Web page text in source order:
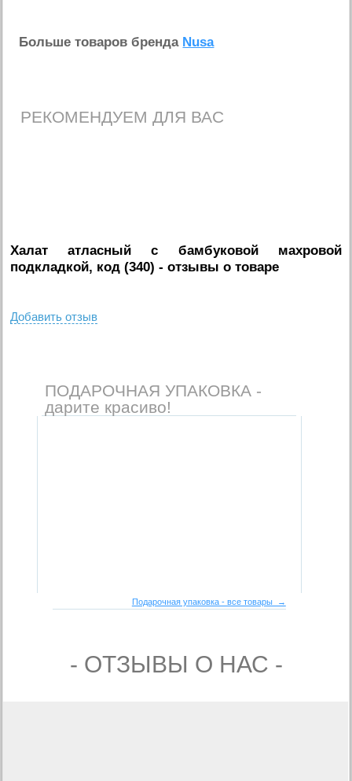
Больше товаров бренда Nusa
РЕКОМЕНДУЕМ ДЛЯ ВАС
Халат атласный c бамбуковой махровой
подкладкой, код (340) - отзывы о товаре
Добавить отзыв
ПОДАРОЧНАЯ УПАКОВКА -
дарите красиво!
Подарочная упаковка - все товары →
- ОТЗЫВЫ О НАС -